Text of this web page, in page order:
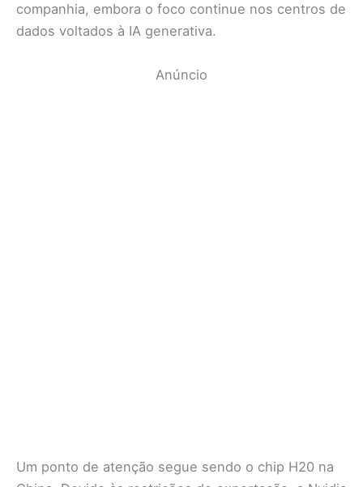
companhia, embora o foco continue nos centros de
dados voltados à IA generativa.
Anúncio
Um ponto de atenção segue sendo o chip H20 na